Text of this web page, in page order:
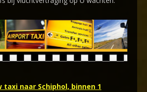
taxi naar Schiphol, binnen 1